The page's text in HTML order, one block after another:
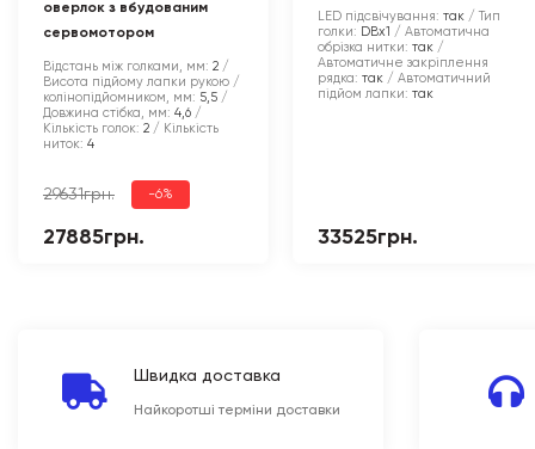
оверлок з вбудованим
сервомотором
Відстань між голками, мм: 2
Висота підйому лапки рукою /
колінопідйомником, мм: 5,5
Довжина стібка, мм: 4,6
Кількість голок: 2
Кількість
ниток: 4
29631грн. -6%
27885грн.
LED підсвічування: так
Тип
голки: DBx1
Автоматична
обрізка нитки: так
Автоматичне закріплення
рядка: так
Автоматичний
підйом лапки: так
33525грн.
Швидка доставка
Найкоротші терміни доставки